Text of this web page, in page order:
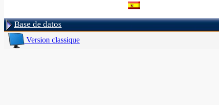
Base de datos
Version classique